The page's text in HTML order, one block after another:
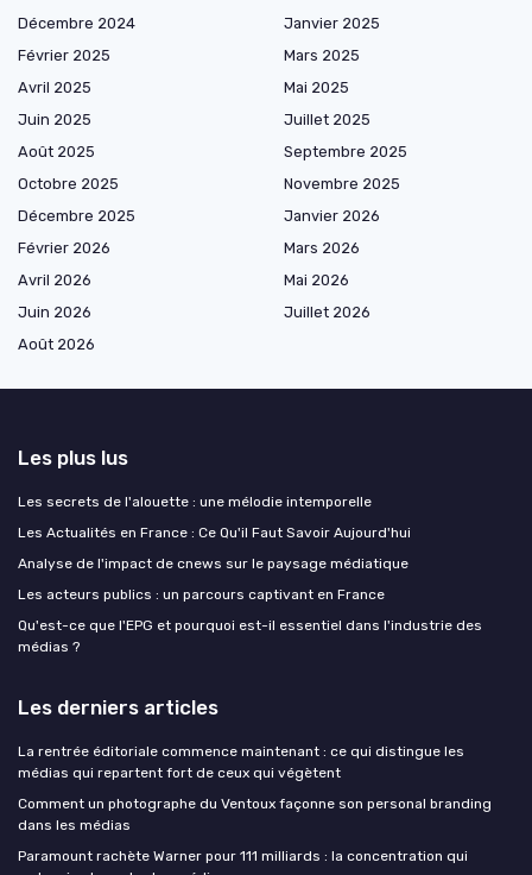
Décembre 2024
Janvier 2025
Février 2025
Mars 2025
Avril 2025
Mai 2025
Juin 2025
Juillet 2025
Août 2025
Septembre 2025
Octobre 2025
Novembre 2025
Décembre 2025
Janvier 2026
Février 2026
Mars 2026
Avril 2026
Mai 2026
Juin 2026
Juillet 2026
Août 2026
Les plus lus
Les secrets de l'alouette : une mélodie intemporelle
Les Actualités en France : Ce Qu'il Faut Savoir Aujourd'hui
Analyse de l'impact de cnews sur le paysage médiatique
Les acteurs publics : un parcours captivant en France
Qu'est-ce que l'EPG et pourquoi est-il essentiel dans l'industrie des
médias ?
Les derniers articles
La rentrée éditoriale commence maintenant : ce qui distingue les
médias qui repartent fort de ceux qui végètent
Comment un photographe du Ventoux façonne son personal branding
dans les médias
Paramount rachète Warner pour 111 milliards : la concentration qui